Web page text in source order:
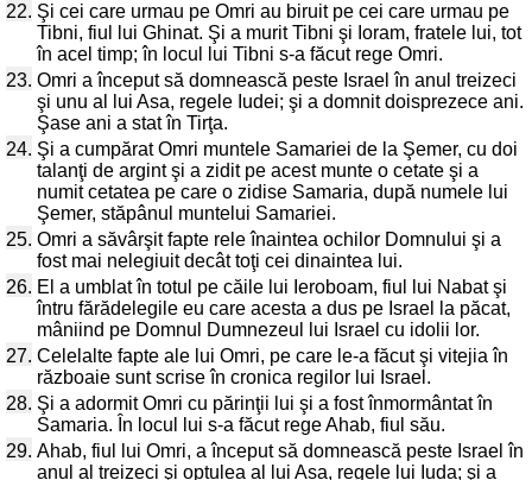
22. Şi cei care urmau pe Omri au biruit pe cei care urmau pe
Tibni, fiul lui Ghinat. Şi a murit Tibni şi Ioram, fratele lui, tot
în acel timp; în locul lui Tibni s-a făcut rege Omri.
23. Omri a început să domnească peste Israel în anul treizeci
şi unu al lui Asa, regele Iudei; şi a domnit doisprezece ani.
Şase ani a stat în Tirţa.
24. Şi a cumpărat Omri muntele Samariei de la Şemer, cu doi
talanţi de argint şi a zidit pe acest munte o cetate şi a
numit cetatea pe care o zidise Samaria, după numele lui
Şemer, stăpânul muntelui Samariei.
25. Omri a săvârşit fapte rele înaintea ochilor Domnului şi a
fost mai nelegiuit decât toţi cei dinaintea lui.
26. El a umblat în totul pe căile lui Ieroboam, fiul lui Nabat şi
întru fărădelegile eu care acesta a dus pe Israel la păcat,
mâniind pe Domnul Dumnezeul lui Israel cu idolii lor.
27. Celelalte fapte ale lui Omri, pe care le-a făcut şi vitejia în
războaie sunt scrise în cronica regilor lui Israel.
28. Şi a adormit Omri cu părinţii lui şi a fost înmormântat în
Samaria. În locul lui s-a făcut rege Ahab, fiul său.
29. Ahab, fiul lui Omri, a început să domnească peste Israel în
anul al treizeci şi optulea al lui Asa, regele lui Iuda; şi a